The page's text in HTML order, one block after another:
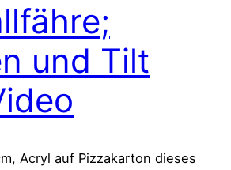
und Tilt
Acryl auf Pizzakarton dieses